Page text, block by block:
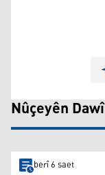
Nûçeyên Dawî
berî 6 saet